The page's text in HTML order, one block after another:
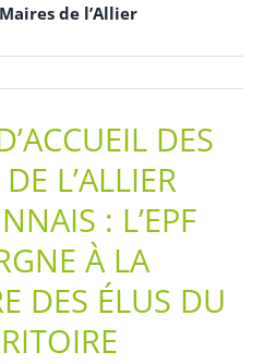
de l’Allier
DES
L’ALLIER
: L’EPF
À LA
DES ÉLUS DU